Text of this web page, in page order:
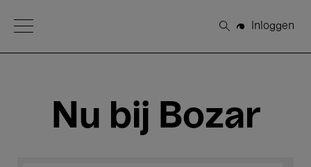
Open Menu
Zoeken
Inloggen
Nu bij Bozar